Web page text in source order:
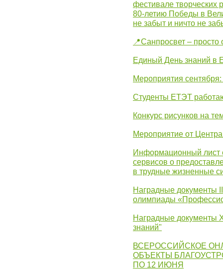
фестивале
80-летию Победы в
не забыт и ничто не
📍Санпросвет –
Единый День знаний в
Мероприятия
Студенты ЕТЭТ
Конкурс рисунков на
Мероприятие от
Информационный лист
сервисов о
в трудные жизненные
Наградные документы
олимпиады
Наградные документы
знаний"
ВСЕРОССИЙСКОЕ
ОБЪЕКТЫ
ПО 12 ИЮНЯ